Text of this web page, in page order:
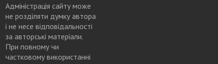
Адміністрація сайту може
не розділяти думку автора
і не несе відповідальності
за авторські матеріали.
При повному чи
частковому використанні